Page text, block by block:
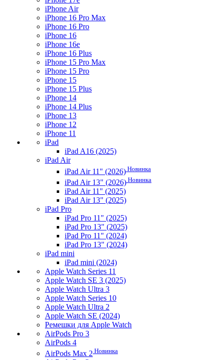
iPhone Air
iPhone 16 Pro Max
iPhone 16 Pro
iPhone 16
iPhone 16e
iPhone 16 Plus
iPhone 15 Pro Max
iPhone 15 Pro
iPhone 15
iPhone 15 Plus
iPhone 14
iPhone 14 Plus
iPhone 13
iPhone 12
iPhone 11
iPad
iPad A16 (2025)
iPad Air
iPad Air 11" (2026) Новинка
iPad Air 13" (2026) Новинка
iPad Air 11" (2025)
iPad Air 13" (2025)
iPad Pro
iPad Pro 11" (2025)
iPad Pro 13" (2025)
iPad Pro 11" (2024)
iPad Pro 13" (2024)
iPad mini
iPad mini (2024)
Apple Watch Series 11
Apple Watch SE 3 (2025)
Apple Watch Ultra 3
Apple Watch Series 10
Apple Watch Ultra 2
Apple Watch SE (2024)
Ремешки для Apple Watch
AirPods Pro 3
AirPods 4
AirPods Max 2 Новинка